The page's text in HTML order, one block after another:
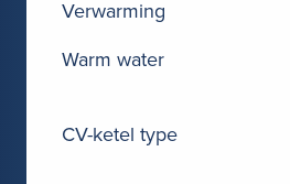
Verwarming
Warm water
CV-ketel type